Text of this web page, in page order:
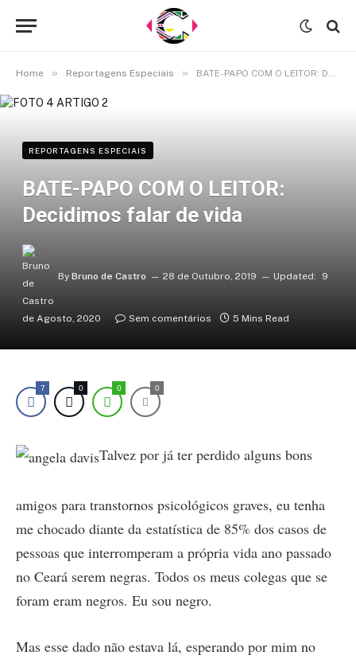
Home » Reportagens Especiais » BATE-PAPO COM O LEITOR: Decidimos falar de vida
REPORTAGENS ESPECIAIS
BATE-PAPO COM O LEITOR:
Decidimos falar de vida
By Bruno de Castro 28 de Outubro, 2019 Updated: 9
de Agosto, 2020 Sem comentários 5 Mins Read
7 0 0 0
Talvez por já ter perdido alguns bons
amigos para transtornos psicológicos graves, eu tenha
me chocado diante da estatística de 85% dos casos de
pessoas que interromperam a própria vida ano passado
no Ceará serem negras. Todos os meus colegas que se
foram eram negros. Eu sou negro.
Mas esse dado não estava lá, esperando por mim no